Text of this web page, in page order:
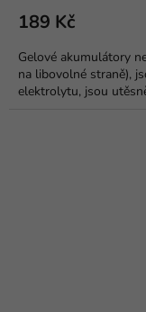
189 Kč
Gelové akumulátory
na libovolné straně),
elektrolytu, jsou